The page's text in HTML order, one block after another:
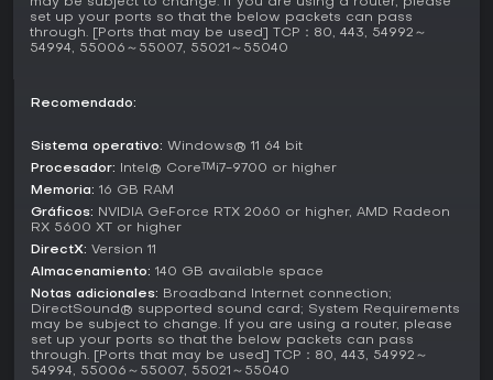
actualizaciones recientes como Patch 7.3 que enriquece la
narrativa y Patch 7.41 que añade contenido como Cosmic
Exploration. Los eventos estacionales ofrecen actividades
¿Merece la pena?
base y las dos primeras expansiones, Final Fantasy XIV
Online es ideal para novatos. Sus opciones solistas, como
compañeros NPC para el contenido narrativo, atraen a
quienes prefieren jugar independientemente, mientras que
las raids multijugador enganchan a los fans de grupos.
El juego goza de gran aceptación por sus mecánicas y
progresión, con una comunidad activa hasta 2026 gracias
a actualizaciones regulares que garantizan su longevidad.
Si te gustan los MMORPG narrativos con estilos de juego
flexibles, ofrece un valor inmenso, sobre todo para amantes
del role-playing profundo y retos cooperativos.
set up your ports so that the below packets can pass
through. [Ports that may be used] TCP：80, 443, 54992～
54994, 55006～55007, 55021～55040
Recomendado:
Sistema operativo: Windows® 11 64 bit
Procesador: Intel® Core™i7-9700 or higher
Memoria: 16 GB RAM
Gráficos: NVIDIA GeForce RTX 2060 or higher, AMD Radeon
RX 5600 XT or higher
DirectX: Version 11
Almacenamiento: 140 GB available space
Notas adicionales: Broadband Internet connection;
DirectSound® supported sound card; System Requirements
may be subject to change. If you are using a router, please
set up your ports so that the below packets can pass
through. [Ports that may be used] TCP：80, 443, 54992～
54994, 55006～55007, 55021～55040